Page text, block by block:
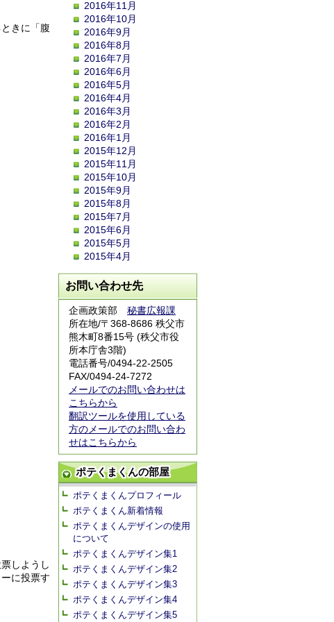
きに「腹
しようし
に投票す
2016年11月
2016年10月
2016年9月
2016年8月
2016年7月
2016年6月
2016年5月
2016年4月
2016年3月
2016年2月
2016年1月
2015年12月
2015年11月
2015年10月
2015年9月
2015年8月
2015年7月
2015年6月
2015年5月
2015年4月
お問い合わせ先
企画政策部 秘書広報課
所在地/〒368-8686 秩父市
熊木町8番15号 (秩父市役
所本庁舎3階)
電話番号/0494-22-2505
FAX/0494-24-7272
メールでのお問い合わせは
こちらから
翻訳ツールを使用している
方のメールでのお問い合わ
せはこちらから
ポテくまくんの部屋
ポテくまくんプロフィール
ポテくまくん新着情報
ポテくまくんデザインの使用
について
ポテくまくんデザイン集1
ポテくまくんデザイン集2
ポテくまくんデザイン集3
ポテくまくんデザイン集4
ポテくまくんデザイン集5